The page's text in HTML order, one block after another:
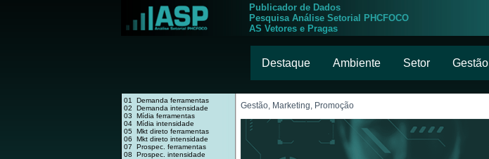
Publicador de Dados
Pesquisa Análise Setorial PHCFOCO
AS Vetores e Pragas
Destaque Ambiente Setor Gestão
01 Demanda ferramentas
02 Demanda intensidade
03 Mídia ferramentas
04 Mídia intensidade
05 Mkt direto ferramentas
06 Mkt direto intensidade
07 Prospec. ferramentas
08 Prospec. intensidade
Gestão, Marketing, Promoção